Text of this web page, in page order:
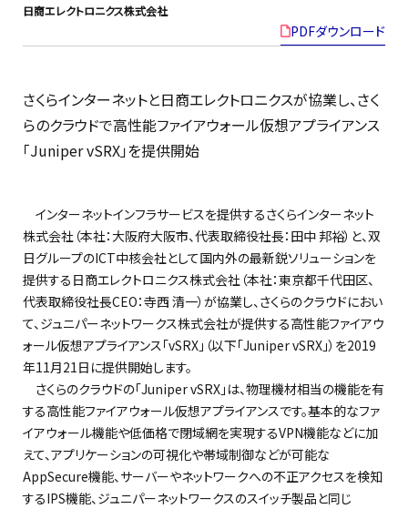
日商エレクトロニクス株式会社
PDFダウンロード
さくらインターネットと日商エレクトロニクスが協業し、さく
らのクラウドで高性能ファイアウォール仮想アプライアンス
「Juniper vSRX」を提供開始
インターネットインフラサービスを提供するさくらインターネット
株式会社（本社：大阪府大阪市、代表取締役社長：田中 邦裕）と、双
日グループのICT中核会社として国内外の最新鋭ソリューションを
提供する日商エレクトロニクス株式会社（本社：東京都千代田区、
代表取締役社長CEO：寺西 清一）が協業し、さくらのクラウドにおい
て、ジュニパーネットワークス株式会社が提供する高性能ファイアウ
ォール仮想アプライアンス「vSRX」（以下「Juniper vSRX」）を2019
年11月21日に提供開始します。
さくらのクラウドの「Juniper vSRX」は、物理機材相当の機能を有
する高性能ファイアウォール仮想アプライアンスです。基本的なファ
イアウォール機能や低価格で閉域網を実現するVPN機能などに加
えて、アプリケーションの可視化や帯域制御などが可能な
AppSecure機能、サーバーやネットワークへの不正アクセスを検知
するIPS機能、ジュニパーネットワークスのスイッチ製品と同じ